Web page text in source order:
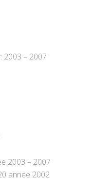
2003 – 2007
2003 – 2007
annee 2002